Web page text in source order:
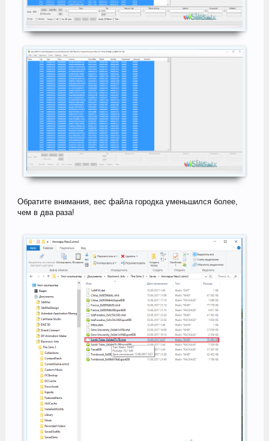
Обратите внимания, вес файла городка уменьшился более,
чем в два раза!